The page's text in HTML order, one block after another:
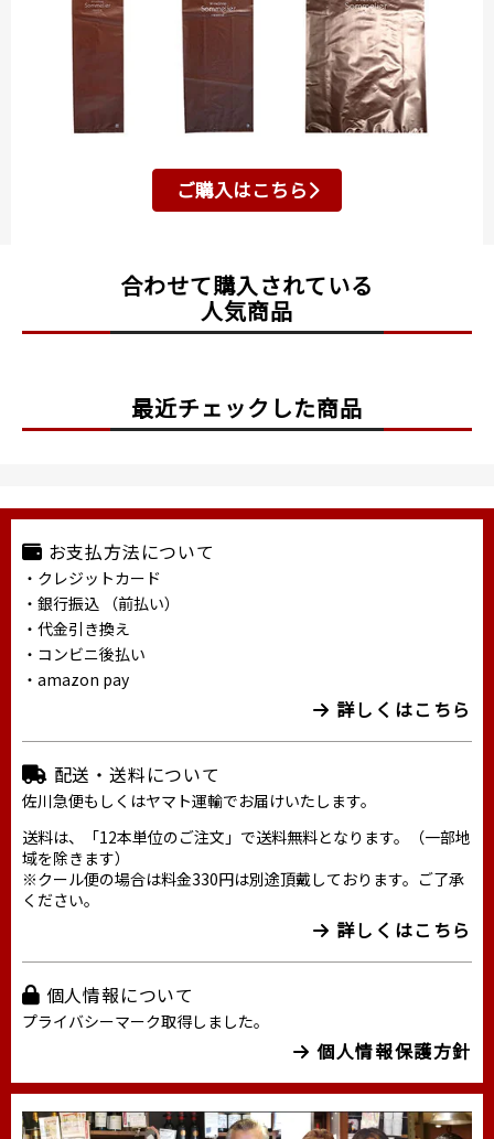
ご購入はこちら
合わせて購入されている
人気商品
最近チェックした商品
お支払方法について
・クレジットカード
・銀行振込 （前払い）
・代金引き換え
・コンビニ後払い
・amazon pay
詳しくはこちら
配送・送料について
佐川急便もしくはヤマト運輸でお届けいたします。
送料は、「12本単位のご注文」で送料無料となります。（一部地
域を除きます）
※クール便の場合は料金330円は別途頂戴しております。ご了承
ください。
詳しくはこちら
個人情報について
プライバシーマーク取得しました。
個人情報保護方針